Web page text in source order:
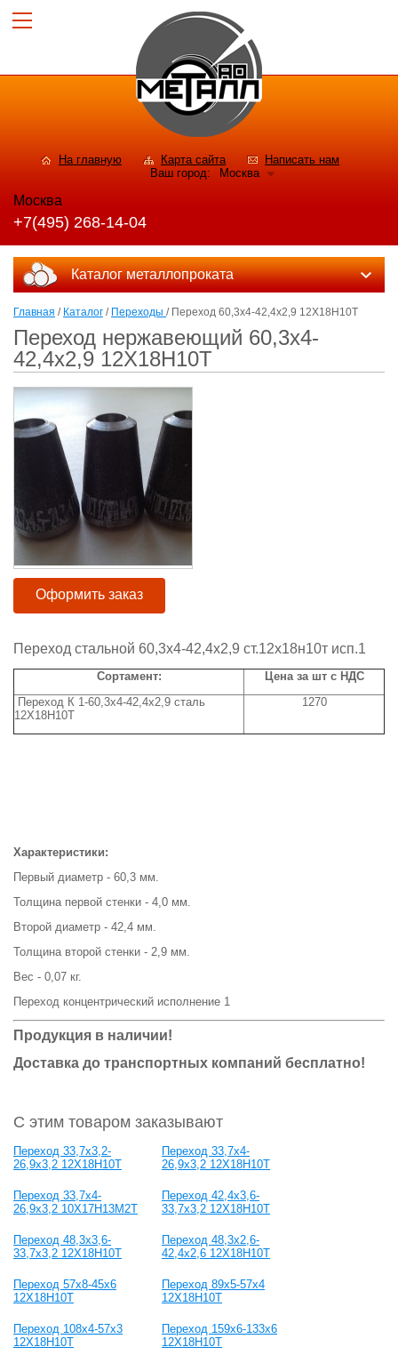
На главную Карта сайта
Написать нам
Ваш город:
Москва
Москва
+7(495) 268-14-04
Каталог металлопроката
Главная / Каталог / Переходы / Переход 60,3x4-42,4x2,9 12Х18Н10Т
Переход нержавеющий 60,3x4-
42,4x2,9 12Х18Н10Т
Оформить заказ
Переход стальной 60,3x4-42,4x2,9 ст.12х18н10т исп.1
Сортамент:
Цена за шт с НДС
Переход К 1-60,3x4-42,4x2,9 сталь
12Х18Н10Т
1270
Характеристики:
Первый диаметр - 60,3 мм.
Толщина первой стенки - 4,0 мм.
Второй диаметр - 42,4 мм.
Толщина второй стенки - 2,9 мм.
Вес - 0,07 кг.
Переход концентрический исполнение 1
Продукция в наличии!
Доставка до транспортных компаний бесплатно!
С этим товаром заказывают
Переход 33,7x3,2-
26,9x3,2 12Х18Н10Т
Переход 33,7x4-
26,9x3,2 12Х18Н10Т
Переход 33,7x4-
26,9x3,2 10Х17Н13М2Т
Переход 42,4x3,6-
33,7x3,2 12Х18Н10Т
Переход 48,3x3,6-
33,7x3,2 12Х18Н10Т
Переход 48,3x2,6-
42,4x2,6 12Х18Н10Т
Переход 57x8-45x6
12Х18Н10Т
Переход 89x5-57x4
12Х18Н10Т
Переход 108x4-57x3
12Х18Н10Т
Переход 159х6-133х6
12Х18Н10Т